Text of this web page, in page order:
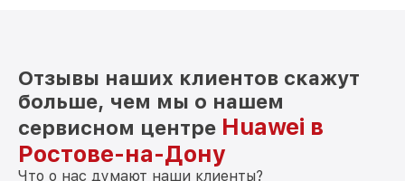
Отзывы наших клиентов скажут
больше, чем мы о нашем
сервисном центре Huawei в
Ростове-на-Дону
Что о нас думают наши клиенты?